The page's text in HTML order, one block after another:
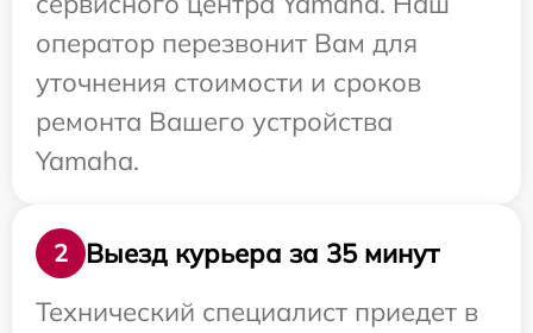
оператор перезвонит Вам для
уточнения стоимости и сроков
ремонта Вашего устройства
Yamaha.
2
Выезд курьера за 35 минут
Технический специалист приедет в